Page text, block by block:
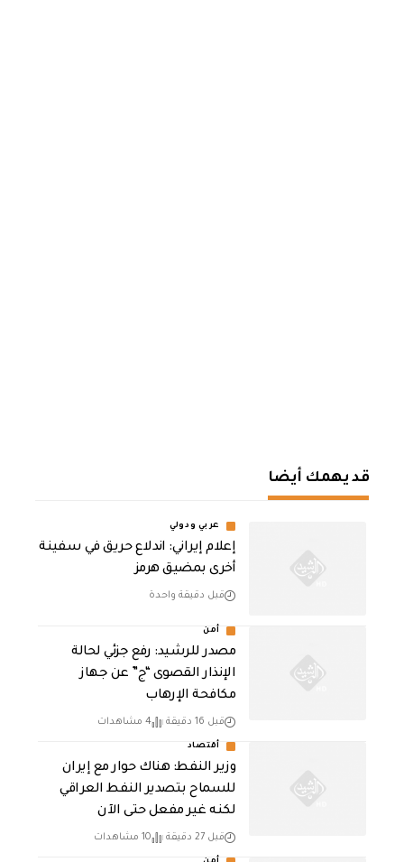
قد يهمك أيضا
عربي ودولي
إعلام إيراني: اندلاع حريق في سفينة
أخرى بمضيق هرمز
قبل دقيقة واحدة
أمن
مصدر للرشيد: رفع جزئي لحالة
الإنذار القصوى “ج” عن جهاز
مكافحة الإرهاب
قبل 16 دقيقة 4 مشاهدات
أقتصاد
وزير النفط: هناك حوار مع إيران
للسماح بتصدير النفط العراقي
لكنه غير مفعل حتى الآن
قبل 27 دقيقة 10 مشاهدات